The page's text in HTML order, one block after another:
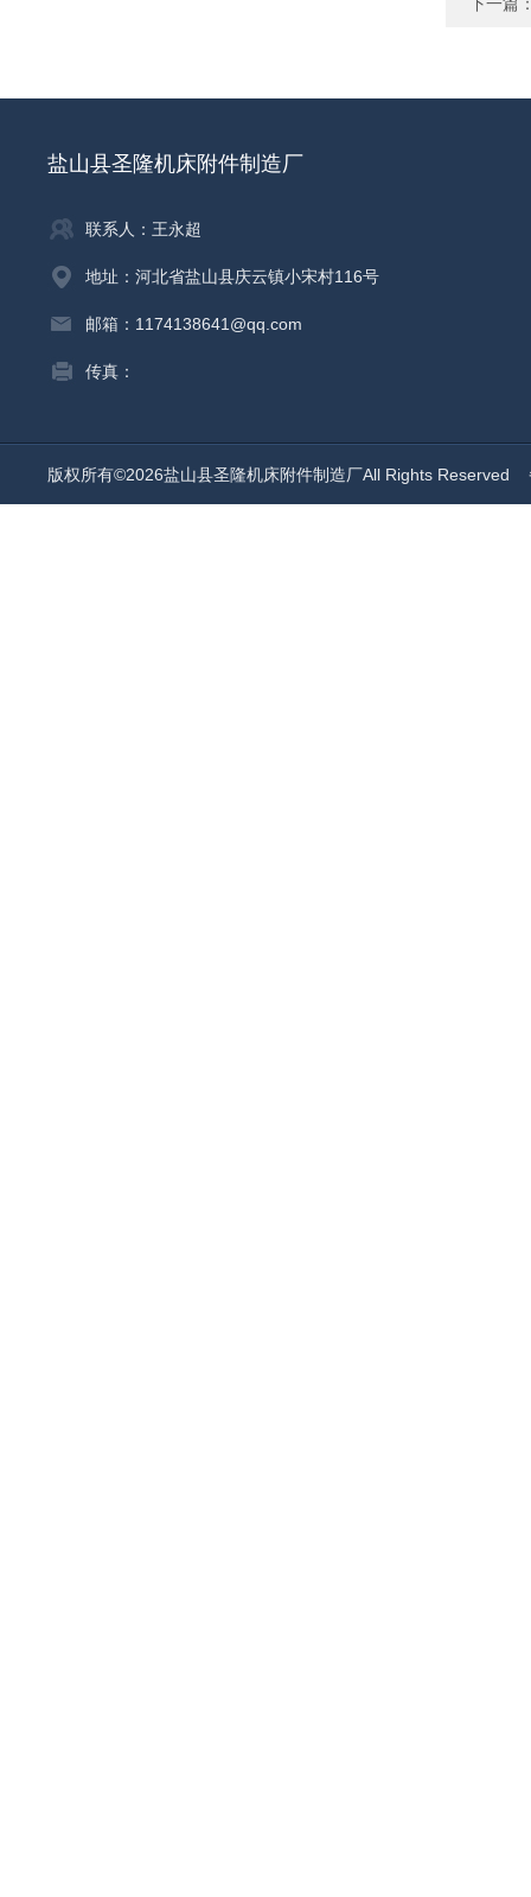
盐山县圣隆机床附件制造厂
联系人：王永超
地址：河北省盐山县庆云镇小宋村116号
邮箱：1174138641@qq.com
传真：
版权所有©2026盐山县圣隆机床附件制造厂All Rights Reserved